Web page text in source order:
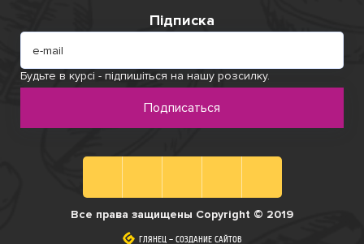
Все права защищены Copyright © 2019
Підписка
Будьте в курсі - підпишіться на нашу розсилку.
Подписаться
ГЛЯНЕЦ– СОЗДАНИЕ САЙТОВ
ГЛЯНЕЦ– СОЗДАНИЕ САЙТОВ